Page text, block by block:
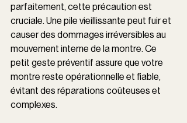
parfaitement, cette précaution est
cruciale. Une pile vieillissante peut fuir et
causer des dommages irréversibles au
mouvement interne de la montre. Ce
petit geste préventif assure que votre
montre reste opérationnelle et fiable,
évitant des réparations coûteuses et
complexes.